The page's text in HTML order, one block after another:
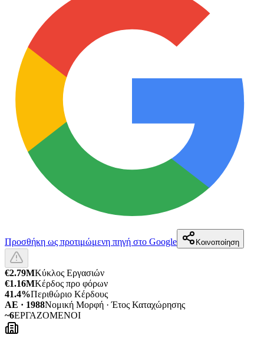
Προσθήκη ως προτιμώμενη πηγή στο Google Κοινοποίηση
€2.79MΚύκλος Εργασιών
€1.16MΚέρδος προ φόρων
41.4%Περιθώριο Κέρδους
ΑΕ · 1988Νομική Μορφή · Έτος Καταχώρησης
~6ΕΡΓΑΖΟΜΕΝΟΙ